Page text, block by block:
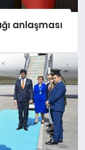
anlaşması